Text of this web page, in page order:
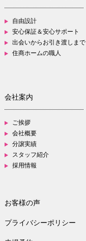
自由設計
安心保証＆安心サポート
出会いからお引き渡しまで
住商ホームの職人
会社案内
ご挨拶
会社概要
分譲実績
スタッフ紹介
採用情報
お客様の声
プライバシーポリシー